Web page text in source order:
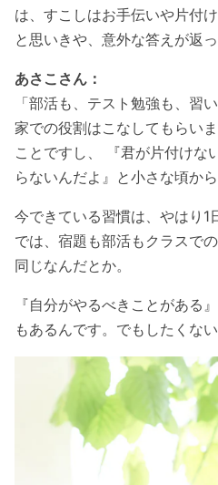
は、すこしはお手伝いや片付
と思いきや、意外な答えが返っ
あさこさん：
「部活も、テスト勉強も、習
家での役割はこなしてもらい
ことですし、 『君が片付けな
らないんだよ』と小さな頃か
今できている習慣は、やはり1
では、宿題も部活もクラスで
同じなんだとか。
『自分がやるべきことがある
もあるんです。でもしたくな